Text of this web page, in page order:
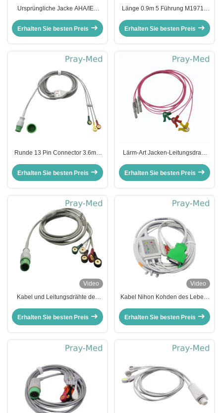
Ursprüngliche Jacke AHA/IEC
Führungs-ECG Leitungsdraht-
Erhalten Sie besten Preis
Länge 0.9m 5 Führung M1971A
des Clip-TPU
Erhalten Sie besten Preis
Runde 13 Pin Connector 3.6m 3
Mediana D500
Erhalten Sie besten Preis
Lärm-Art Jacken-Leitungsdraht
geduldiger Kabel-TPU
Erhalten Sie besten Preis
Video
Kabel und Leitungsdrähte des
Führungs-ECG für Comen
Erhalten Sie besten Preis
Video
Kabel Nihon Kohden des Leben-
ECG geduldiges
Verbindungsstück DBs 20-Pin
Erhalten Sie besten Preis